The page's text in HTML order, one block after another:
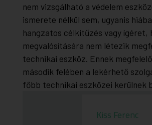
nem vizsgálható a védelem
ismerete nélkül sem, ugyanis
hangzatos célkitűzés vagy ígéret,
megvalósítására nem létezik
technikai eszköz. Ennek
második felében a lekérhető
főbb technikai eszközei kerülnek
Kiss Ferenc